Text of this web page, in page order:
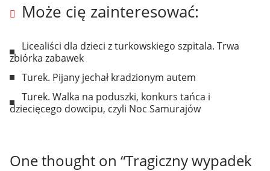
Może cię zainteresować:
Licealiści dla dzieci z turkowskiego szpitala. Trwa
zbiórka zabawek
Turek. Pijany jechał kradzionym autem
Turek. Walka na poduszki, konkurs tańca i
dziecięcego dowcipu, czyli Noc Samurajów
One thought on “Tragiczny wypadek